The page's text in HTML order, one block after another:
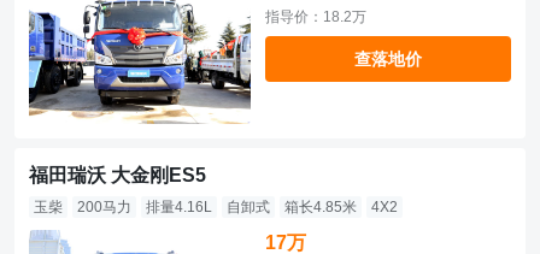
指导价：18.2万
查落地价
福田瑞沃 大金刚ES5
玉柴 200马力 排量4.16L 自卸式 箱长4.85米 4X2
17万